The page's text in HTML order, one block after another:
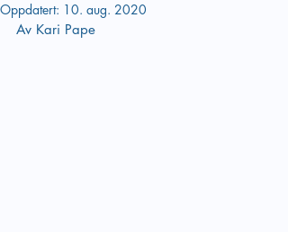
Oppdatert: 10. aug. 2020
Av Kari Pape